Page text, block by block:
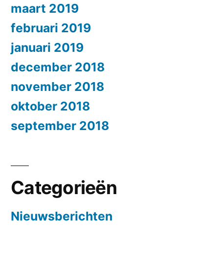
maart 2019
februari 2019
januari 2019
december 2018
november 2018
oktober 2018
september 2018
Categorieën
Nieuwsberichten